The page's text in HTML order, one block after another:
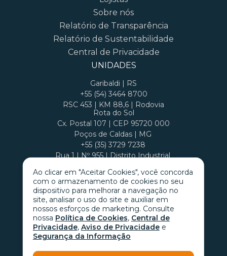
Ao clicar em "Aceitar Cookies", você concorda
com o armazenamento de cookies no seu
dispositivo para melhorar a navegação no
site, analisar o uso do site e auxiliar em
nossos esforços de marketing. Consulte
nossa Política de Cookies, Central de
Privacidade, Aviso de Privacidadee
Segurança da Informação
Sobre nós
Relatório de Transparência
Relatório de Sustentabilidade
Central de Privacidade
UNIDADES
Garibaldi | RS
+55 (54) 3464 8700
RSC 453 | KM 88,6 | Rodovia
Rota do Sol
Cx. Postal 107 | CEP 95720 000
Poços de Caldas | MG
+55 (35) 3729 7238
Rua 1 | Nº 955 | Distrito Industrial